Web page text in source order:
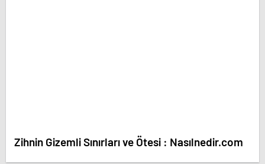
Zihnin Gizemli Sınırları ve Ötesi : Nasılnedir.com